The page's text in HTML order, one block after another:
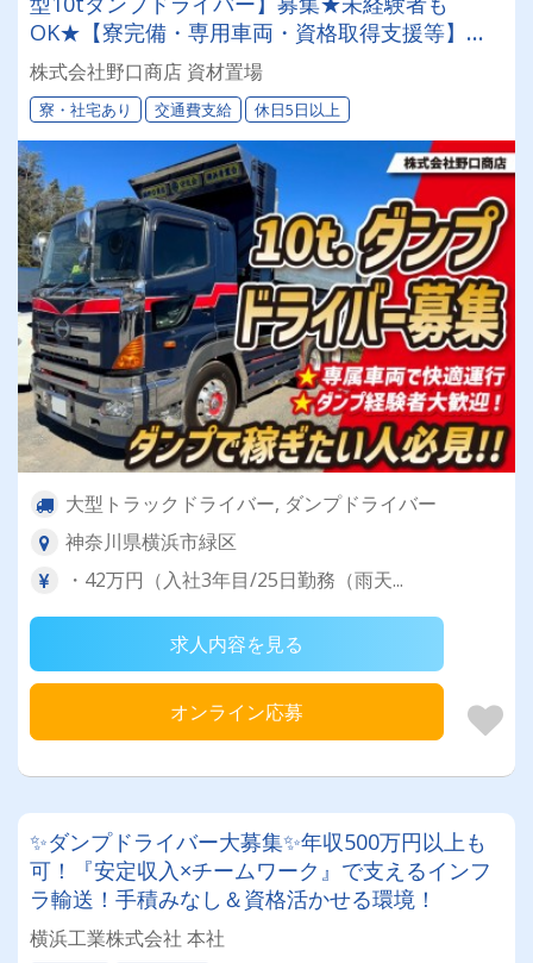
OK★【寮完備・専用車両・資格取得支援等】福
利厚生が充実★オンライン面接・電話選考OK！
髪型・髪色自由、ヒゲ・ピアスOK！自分らしい
スタイルで働けます
株式会社野口商店 資材置場
寮・社宅あり 交通費支給 休日5日以上
大型トラックドライバー, ダンプドライバー
神奈川県横浜市緑区
・42万円（入社3年目/25日勤務（雨天...
求人内容を見る
オンライン応募
✨ダンプドライバー大募集✨年収500万円以上も
可！『安定収入×チームワーク』で支えるインフ
ラ輸送！手積みなし＆資格活かせる環境！
横浜工業株式会社 本社